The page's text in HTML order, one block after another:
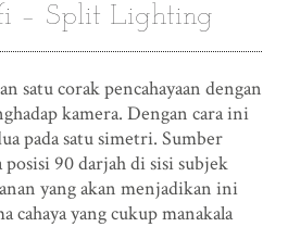
– Split Lighting
satu corak pencahayaan dengan
kamera. Dengan cara ini
pada satu simetri. Sumber
posisi 90 darjah di sisi subjek
yang akan menjadikan ini
cahaya yang cukup manakala